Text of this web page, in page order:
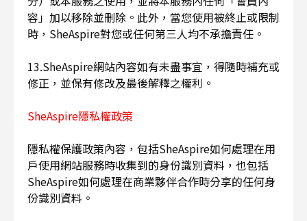
容」加以移除並刪除。此外，當您使用被終止或限制
時，SheAspire對您或任何第三人均不承擔責任。
13.SheAspire網站內容如有未盡事宜，得隨時補充或
修正，並保有修改及最後解釋之權利。
SheAspire隱私權政策
隱私權保護政策內容，包括SheAspire如何處理在用
戶使用網站服務時收集到的身份識別資料，也包括
SheAspire如何處理在商業夥伴合作時分享的任何身
份識別資料。